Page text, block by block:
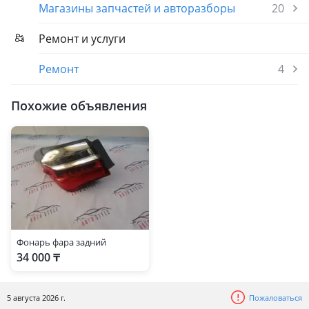
Магазины запчастей и авторазборы
20
Ремонт и услуги
Ремонт
4
Похожие объявления
Фонарь фара задний
34 000 ₸
5 августа 2026 г. Пожаловаться